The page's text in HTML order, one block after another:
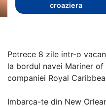
croaziera
Petrece 8 zile intr-o
la bordul navei Mariner
companiei Royal
Imbarca-te din New